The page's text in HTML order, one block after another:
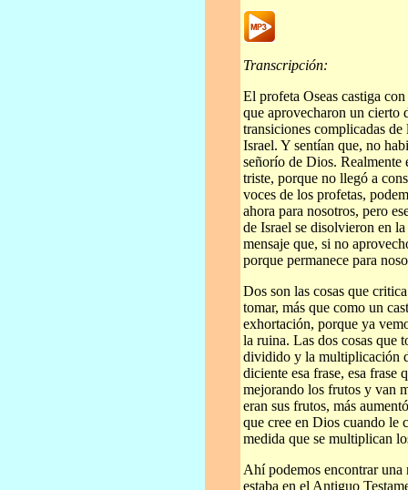
Transcripción:
El profeta Oseas castiga
que aprovecharon un cierto
transiciones complicadas
Israel. Y sentían que, no
señorío de Dios. Realmente
triste, porque no llegó a
voces de los profetas,
ahora para nosotros, pero
de Israel se disolvieron en
mensaje que, si no
porque permanece para
Dos son las cosas que
tomar, más que como un
exhortación, porque ya
la ruina. Las dos cosas que
dividido y la multiplicación
diciente esa frase, esa frase
mejorando los frutos y van
eran sus frutos, más
que cree en Dios cuando le
medida que se multiplican
Ahí podemos encontrar una
estaba en el Antiguo